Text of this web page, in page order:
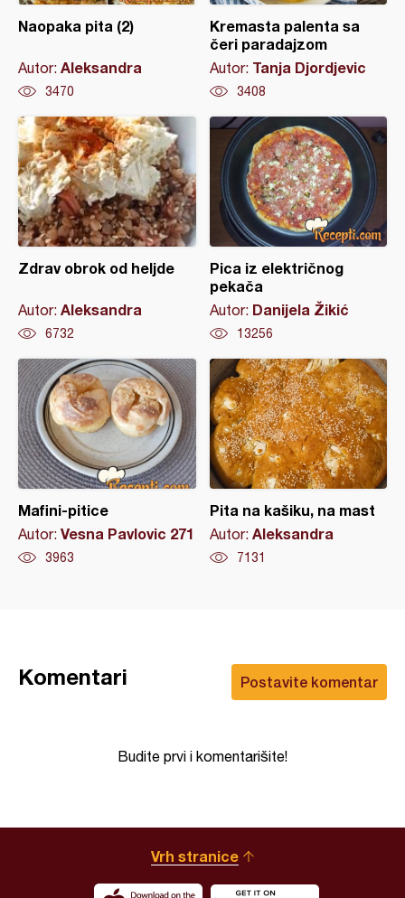
Naopaka pita (2)
Autor: Aleksandra
3470
Kremasta palenta sa
čeri paradajzom
Autor: Tanja Djordjevic
3408
Zdrav obrok od heljde
Autor: Aleksandra
6732
Pica iz električnog
pekača
Autor: Danijela Žikić
13256
Mafini-pitice
Autor: Vesna Pavlovic 271
3963
Pita na kašiku, na mast
Autor: Aleksandra
7131
Postavite komentar
Komentari
Budite prvi i komentarišite!
Vrh stranice